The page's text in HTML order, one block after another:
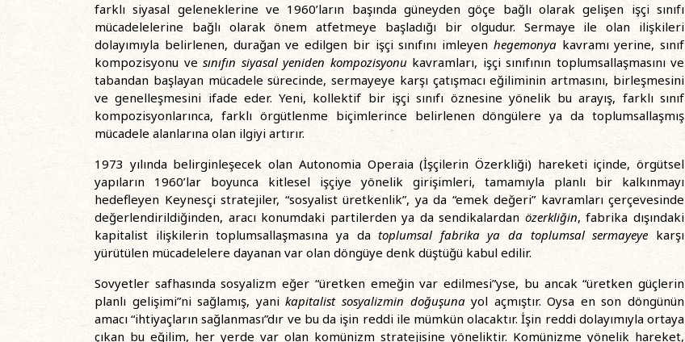
farklı siyasal geleneklerine ve 1960’ların başında güneyden göçe bağlı olarak gelişen işçi sınıfı
mücadelelerine bağlı olarak önem atfetmeye başladığı bir olgudur. Sermaye ile olan ilişkileri
dolayımıyla belirlenen, durağan ve edilgen bir işçi sınıfını imleyen hegemonyakavramı yerine, sınıf
kompozisyonu ve sınıfın siyasal yeniden kompozisyonukavramları, işçi sınıfının toplumsallaşmasını ve
tabandan başlayan mücadele sürecinde, sermayeye karşı çatışmacı eğiliminin artmasını, birleşmesini
ve genelleşmesini ifade eder. Yeni, kollektif bir işçi sınıfı öznesine yönelik bu arayış, farklı sınıf
kompozisyonlarınca, farklı örgütlenme biçimlerince belirlenen döngülere ya da toplumsallaşmış
mücadele alanlarına olan ilgiyi artırır.
1973 yılında belirginleşecek olan Autonomia Operaia (İşçilerin Özerkliği) hareketi içinde, örgütsel
yapıların 1960’lar boyunca kitlesel işçiye yönelik girişimleri, tamamıyla planlı bir kalkınmayı
hedefleyen Keynesçi stratejiler, “sosyalist üretkenlik”, ya da “emek değeri” kavramları çerçevesinde
değerlendirildiğinden, aracı konumdaki partilerden ya da sendikalardan özerkliğin, fabrika dışındaki
kapitalist ilişkilerin toplumsallaşmasına ya datoplumsal fabrika ya da toplumsal sermayeye karşı
yürütülen mücadelelere dayanan var olan döngüye denk düştüğü kabul edilir.
Sovyetler safhasında sosyalizm eğer “üretken emeğin var edilmesi”yse, bu ancak “üretken güçlerin
planlı gelişimi”ni sağlamış, yanikapitalist sosyalizmin doğuşunayol açmıştır. Oysa en son döngünün
amacı “ihtiyaçların sağlanması”dır ve bu da işin reddi ile mümkün olacaktır. İşin reddi dolayımıyla ortaya
çıkan bu eğilim, her yerde var olan komünizm stratejisine yöneliktir. Komünizme yönelik hareket,